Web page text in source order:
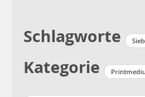
Schlagworte
Kategorie